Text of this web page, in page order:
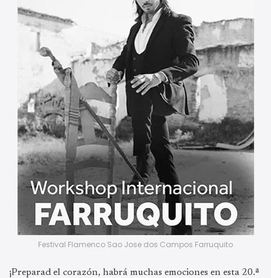
Festival Flamenco Sao Jose dos Campos Farruquito
¡Preparad el corazón, habrá muchas emociones en esta 20.ª